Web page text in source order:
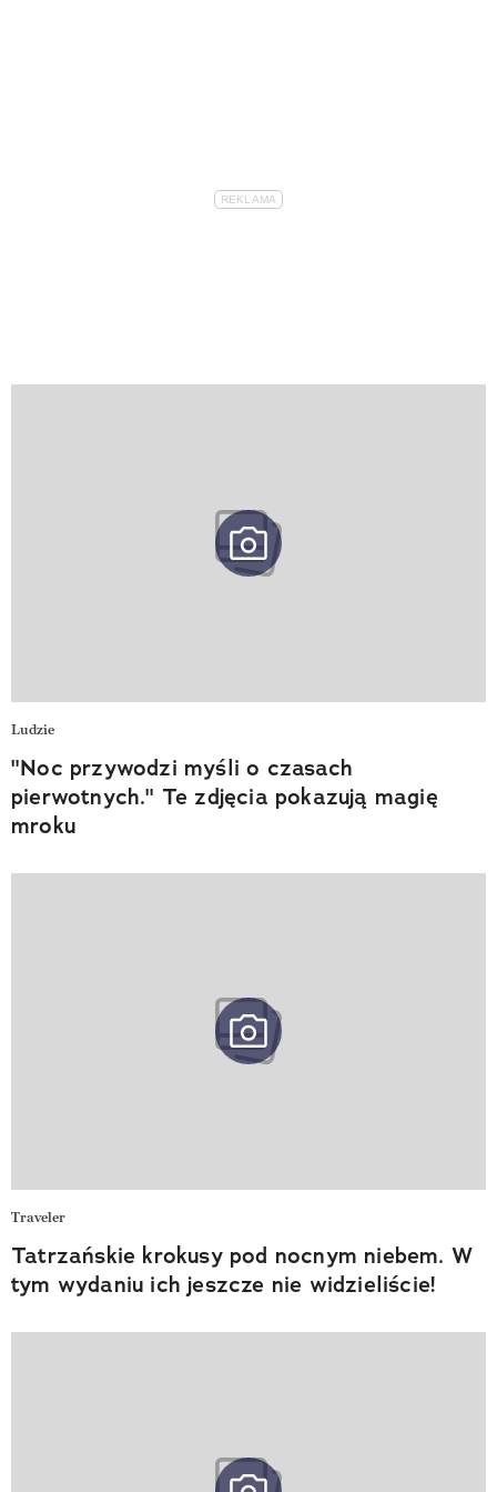
Ludzie
"Noc przywodzi myśli o czasach
pierwotnych." Te zdjęcia pokazują magię
mroku
Traveler
Tatrzańskie krokusy pod nocnym niebem. W
tym wydaniu ich jeszcze nie widzieliście!